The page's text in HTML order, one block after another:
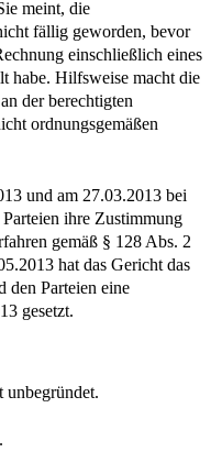
meint, die
fällig geworden, bevor
einschließlich eines
habe. Hilfsweise macht die
der berechtigten
ordnungsgemäßen
und am 27.03.2013 bei
ihre Zustimmung
gemäß § 128 Abs. 2
hat das Gericht das
den Parteien eine
gesetzt.
unbegründet.